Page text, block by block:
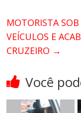
MOTORISTA
VEÍCULOS E
CRUZEIRO →
Você